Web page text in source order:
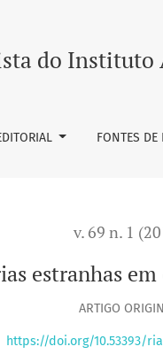
de sol
do Instituto
FONTES DE
v. 69 n. 1
estranhas
ARTIGO
https://doi.org/10.53393/